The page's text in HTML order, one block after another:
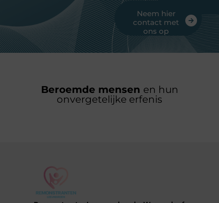
Neem hier
contact met
ons op
Beroemde mensen en hun
onvergetelijke erfenis